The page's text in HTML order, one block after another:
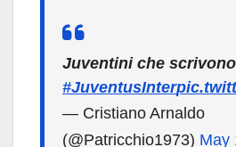
Juventini che scrivono
#JuventusInter
— Cristiano Arnaldo
(@Patricchio1973) May